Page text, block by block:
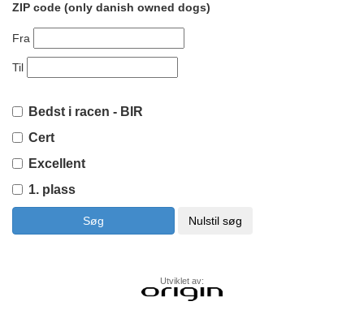
ZIP code (only danish owned dogs)
Fra
Til
Bedst i racen - BIR
Cert
Excellent
1. plass
Utviklet av: